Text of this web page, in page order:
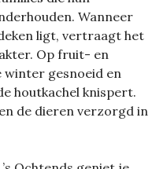
Wanneer
ligt, vertraagt het
Op fruit- en
gesnoeid en
houtkachel knispert.
de dieren verzorgd in